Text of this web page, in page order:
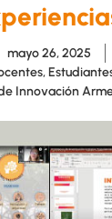
mayo 26, 2025
,
Innovación